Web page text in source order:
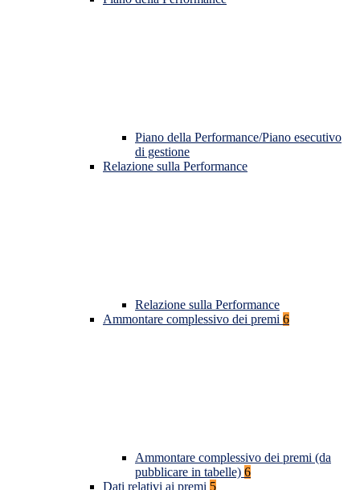
Piano della Performance/Piano esecutivo
di gestione
Relazione sulla Performance
Relazione sulla Performance
Ammontare complessivo dei premi 6
Ammontare complessivo dei premi (da
pubblicare in tabelle) 6
Dati relativi ai premi 5